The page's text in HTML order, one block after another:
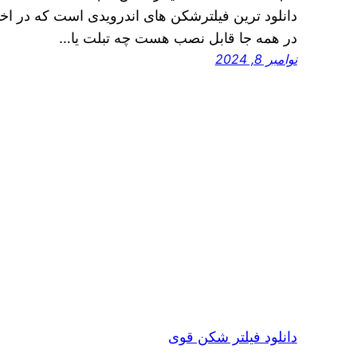
دانلود ترین فیلترشکن های اندرویدی است که در
در همه جا قابل نصب هست چه تبلت یا…
نوامبر 8, 2024
دانلود فیلتر شکن قوی